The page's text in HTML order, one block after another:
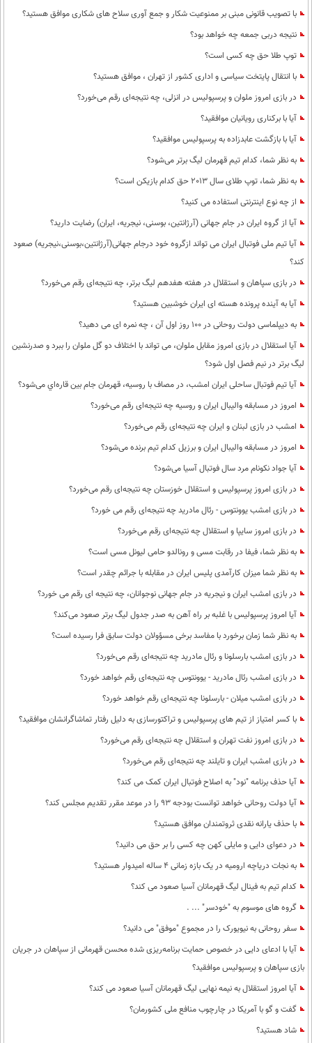
با تصویب قانونی مبنی بر ممنوعیت شکار و جمع آوری سلاح های شکاری موافق هستید؟
نتیجه دربی جمعه چه خواهد بود؟
توپ طلا حق چه کسی است؟
با انتقال پایتخت سیاسی و اداری کشور از تهران ، موافق هستید؟
در بازی امروز ملوان و پرسپولیس در انزلی، چه نتیجه‌ای رقم می‌خورد؟
آیا با برکناری رویانیان موافقید؟
آیا با بازگشت عابدزاده به پرسپولیس موافقید؟
به نظر شما، کدام تیم قهرمان لیگ برتر می‌شود؟
به نظر شما، توپ طلای سال 2013 حق کدام بازیکن است؟
از چه نوع اینترنتی استفاده می کنید؟
آیا از گروه ایران در جام جهانی (آرژانتین، بوسنی، نیجریه، ایران) رضایت دارید؟
آیا تیم ملی فوتبال ایران می تواند ازگروه خود درجام جهانی(آرژانتین،بوسنی،نیجریه) صعود
کند؟
در بازی سپاهان و استقلال در هفته هفدهم لیگ برتر، چه نتیجه‌ای رقم می‌خورد؟
آیا به آینده پرونده هسته ای ایران خوشبین هستید؟
به دیپلماسی دولت روحانی در 100 روز اول آن ، چه نمره ای می دهید؟
آیا استقلال در بازی امروز مقابل ملوان، می تواند با اختلاف دو گل ملوان را ببرد و صدرنشین
لیگ برتر در نیم فصل اول شود؟
آیا تیم فوتبال ساحلی ایران امشب، در مصاف با روسیه، قهرمان جام بین قاره‌اي می‌شود؟
امروز در مسابقه والیبال ایران و روسیه چه نتیجه‌ای رقم می‌خورد؟
امشب در بازی لبنان و ایران چه نتیجه‌ای رقم می‌خورد؟
امروز در مسابقه والیبال ایران و برزیل کدام تیم برنده می‌شود؟
آیا جواد نکونام مرد سال فوتبال آسیا می‌شود؟
در بازی امروز پرسپولیس و استقلال خوزستان چه نتیجه‌ای رقم می‌خورد؟
در بازی امشب یوونتوس - رئال مادرید چه نتیجه‌ای رقم می خورد؟
در بازی امروز سایپا و استقلال چه نتیجه‌ای رقم می‌خورد؟
به نظر شما، فیفا در رقابت مسی و رونالدو حامی لیونل مسی است؟
به نظر شما میزان کارآمدی پلیس ایران در مقابله با جرائم چقدر است؟
در بازی امشب ایران و نیجریه در جام جهانی نوجوانان، چه نتیجه ای رقم می خورد؟
آیا امروز پرسپولیس با غلبه بر راه آهن به صدر جدول لیگ برتر صعود می‌کند؟
به نظر شما زمان برخورد با مفاسد برخی مسؤولان دولت سابق فرا رسیده است؟
در بازی امشب بارسلونا و رئال مادرید چه نتیجه‌ای رقم می‌خورد؟
در بازی امشب رئال مادرید - یوونتوس چه نتیجه‌ای رقم خواهد خورد؟
در بازی امشب میلان - بارسلونا چه نتیجه‌ای رقم خواهد خورد؟
با کسر امتیاز از تیم های پرسپولیس و تراکتورسازی به دلیل رفتار تماشاگرانشان موافقید؟
در بازی امروز نفت تهران و استقلال چه نتیجه‌ای رقم می‌خورد؟
در بازی امشب ایران و تایلند چه نتیجه‌ای رقم می‌خورد؟
آیا حذف برنامه "نود" به اصلاح فوتبال ایران کمک می کند؟
آیا دولت روحانی خواهد توانست بودجه 93 را در موعد مقرر تقدیم مجلس کند؟
با حذف یارانه نقدی ثروتمندان موافق هستید؟
در دعوای دایی و مایلی کهن چه کسی را بر حق می دانید؟
به نجات دریاچه ارومیه در یک بازه زمانی 4 ساله امیدوار هستید؟
کدام تیم به فینال لیگ قهرمانان آسیا صعود می کند؟
گروه های موسوم به "خودسر" ... .
سفر روحانی به نیویورک را در مجموع "موفق" می دانید؟
آیا با ادعای دایی در خصوص حمایت برنامه‌ریزی شده محسن قهرمانی از سپاهان در جریان
بازی سپاهان و پرسپولیس موافقید؟
آیا امروز استقلال به نیمه نهایی لیگ قهرمانان آسیا صعود می کند؟
گفت و گو با آمریکا در چارچوب منافع ملی کشورمان؟
شاد هستید؟